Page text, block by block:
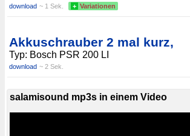
download ~ 1 Sek. + Variationen
Akkuschrauber 2 mal kurz,
Typ: Bosch PSR 200 LI
download ~ 2 Sek.
salamisound mp3s in einem Video